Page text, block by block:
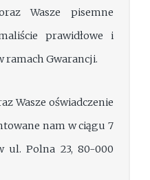
Wasze pisemne
prawidłowe i
ramach Gwarancji.
Wasze oświadczenie
nam w ciągu 7
ul. Polna 23, 80-000